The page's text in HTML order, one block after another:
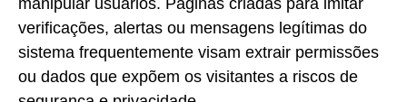
verificações, alertas ou mensagens legítimas do
sistema frequentemente visam extrair permissões
ou dados que expõem os visitantes a riscos de